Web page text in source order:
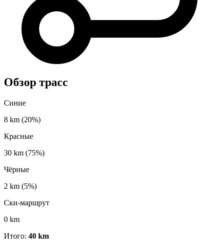
Обзор трасс
Синие
8 km (20%)
Красные
30 km (75%)
Чёрные
2 km (5%)
Ски-маршрут
0 km
Итого: 40 km